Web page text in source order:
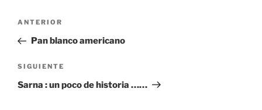
Navegación
entradas
Entrada
anterior:
ANTERIOR
Pan blanco americano
Siguiente
entrada
SIGUIENTE
Sarna : un poco de historia ……